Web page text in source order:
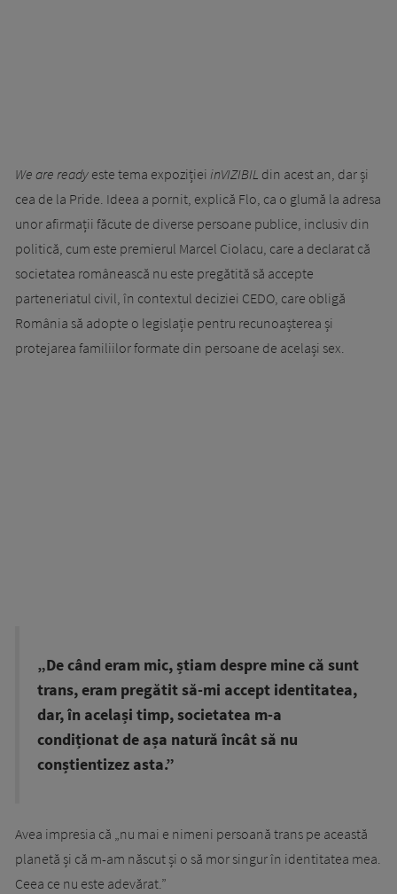
We are ready este tema expoziției inVIZIBIL din acest an, dar și
cea de la Pride. Ideea a pornit, explică Flo, ca o glumă la adresa
unor afirmații făcute de diverse persoane publice, inclusiv din
politică, cum este premierul Marcel Ciolacu, care a declarat că
societatea românească nu este pregătită să accepte
parteneriatul civil, în contextul deciziei CEDO, care obligă
România să adopte o legislație pentru recunoașterea și
protejarea familiilor formate din persoane de același sex.
„De când eram mic, știam despre mine că sunt
trans, eram pregătit să-mi accept identitatea,
dar, în același timp, societatea m-a
condiționat de așa natură încât să nu
conștientizez asta.”
Avea impresia că „nu mai e nimeni persoană trans pe această
planetă și că m-am născut și o să mor singur în identitatea mea.
Ceea ce nu este adevărat.”